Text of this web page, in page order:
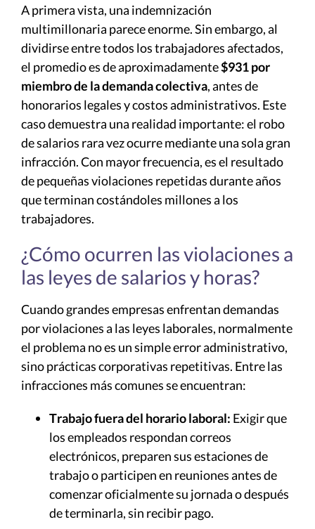
A primera vista, una indemnización
multimillonaria parece enorme. Sin embargo, al
dividirse entre todos los trabajadores afectados,
el promedio es de aproximadamente$931 por
miembro de la demanda colectiva, antes de
honorarios legales y costos administrativos. Este
caso demuestra una realidad importante: el robo
de salarios rara vez ocurre mediante una sola gran
infracción. Con mayor frecuencia, es el resultado
de pequeñas violaciones repetidas durante años
que terminan costándoles millones a los
trabajadores.
¿Cómo ocurren las violaciones a
las leyes de salarios y horas?
Cuando grandes empresas enfrentan demandas
por violaciones a las leyes laborales, normalmente
el problema no es un simple error administrativo,
sino prácticas corporativas repetitivas. Entre las
infracciones más comunes se encuentran:
Trabajo fuera del horario laboral: Exigir que
los empleados respondan correos
electrónicos, preparen sus estaciones de
trabajo o participen en reuniones antes de
comenzar oficialmente su jornada o después
de terminarla, sin recibir pago.